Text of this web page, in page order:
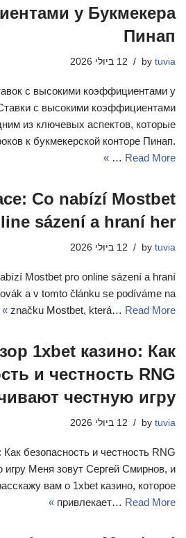
у Букмекера
Пинап
by tuvia 12 ביולי 2026
с высокими коэффициентами у
с высокими коэффициентами
из ключевых аспектов, которые
к букмекерской конторе Пинап.
… Read More »
Co nabízí Mostbet
sázení a hraní her?
by tuvia 12 ביולי 2026
Mostbet pro online sázení a hraní
a v tomto článku se podíváme na
značku Mostbet, která… Read More »
1xbet казино: Как
и честность RNG
честную игру
by tuvia 12 ביולי 2026
безопасность и честность RNG
игру Меня зовут Сергей Смирнов, и
вам о 1xbet казино, которое
привлекает… Read More »